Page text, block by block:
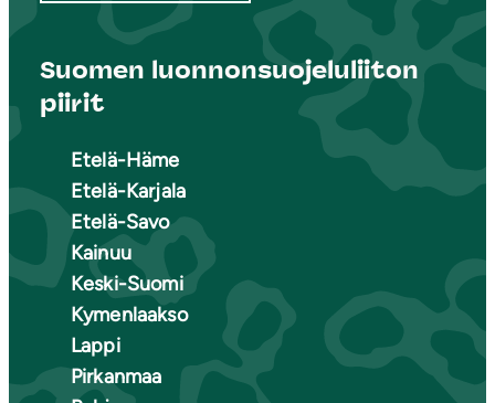
Suomen luonnonsuojeluliiton
piirit
Etelä-Häme
Etelä-Karjala
Etelä-Savo
Kainuu
Keski-Suomi
Kymenlaakso
Lappi
Pirkanmaa